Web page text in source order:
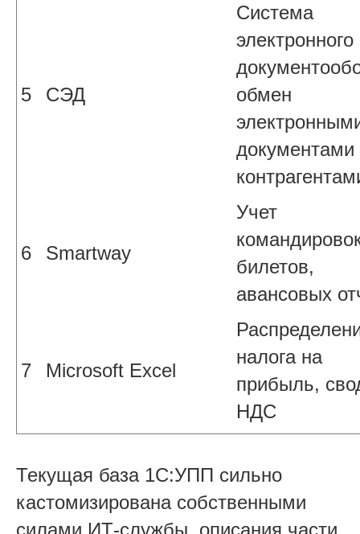
5 СЭД
Система
электронного
обмен
документами
6 Smartway
Учет
билетов,
авансовых
7 Microsoft Excel
налога на
прибыль,
НДС
Текущая база 1С:УПП сильно
кастомизирована собственными
силами ИТ-службы, описания части